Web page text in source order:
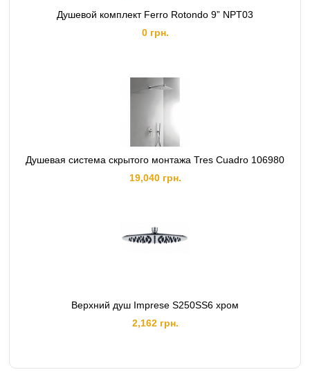
Душевой комплект Ferro Rotondo 9” NPT03
0 грн.
Душевая система скрытого монтажа Tres Cuadro 106980
19,040 грн.
Верхний душ Imprese S250SS6 хром
2,162 грн.